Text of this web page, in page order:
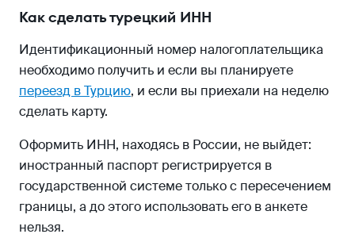
Как сделать турецкий ИНН
Идентификационный номер налогоплательщика
необходимо получить и если вы планируете
переезд в Турцию, и если вы приехали на неделю
сделать карту.
Оформить ИНН, находясь в России, не выйдет:
иностранный паспорт регистрируется в
государственной системе только с пересечением
границы, а до этого использовать его в анкете
нельзя.